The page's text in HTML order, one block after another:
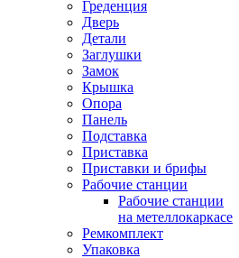
Греденция
Дверь
Детали
Заглушки
Замок
Крышка
Опора
Панель
Подставка
Приставка
Приставки и брифы
Рабочие станции
Рабочие станции
на метеллокаркасе
Ремкомплект
Упаковка